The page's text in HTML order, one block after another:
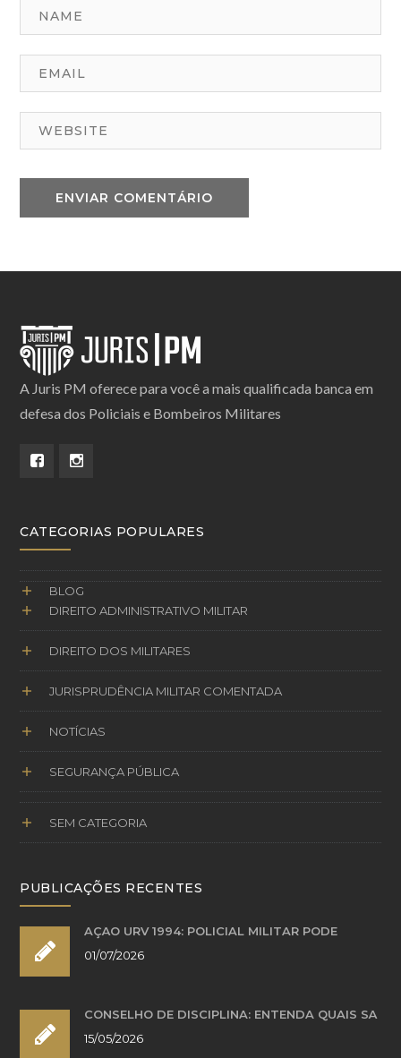
A Juris PM oferece para você a mais qualificada banca em
defesa dos Policiais e Bombeiros Militares
CATEGORIAS POPULARES
BLOG
DIREITO ADMINISTRATIVO MILITAR
DIREITO DOS MILITARES
JURISPRUDÊNCIA MILITAR COMENTADA
NOTÍCIAS
SEGURANÇA PÚBLICA
SEM CATEGORIA
PUBLICAÇÕES RECENTES
AÇÃO URV 1994: POLICIAL MILITAR PODE
01/07/2026
CONSELHO DE DISCIPLINA: ENTENDA QUAIS SÃ
15/05/2026